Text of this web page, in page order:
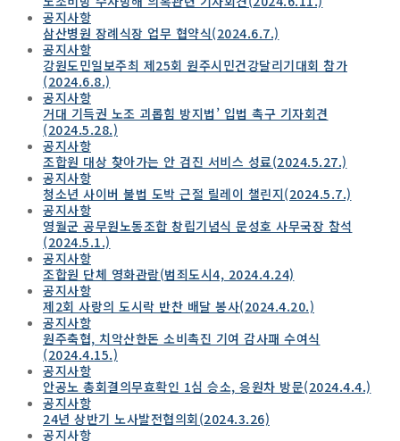
공지사항
삼산병원 장례식장 업무 협약식(2024.6.7.)
공지사항
강원도민일보주최 제25회 원주시민건강달리기대회 참가
(2024.6.8.)
공지사항
거대 기득권 노조 괴롭힘 방지법’ 입법 촉구 기자회견
(2024.5.28.)
공지사항
조합원 대상 찾아가는 안 검진 서비스 성료(2024.5.27.)
공지사항
청소년 사이버 불법 도박 근절 릴레이 챌린지(2024.5.7.)
공지사항
영월군 공무원노동조합 창립기념식 문성호 사무국장 참석
(2024.5.1.)
공지사항
조합원 단체 영화관람(범죄도시4, 2024.4.24)
공지사항
제2회 사랑의 도시락 반찬 배달 봉사(2024.4.20.)
공지사항
원주축협, 치악산한돈 소비촉진 기여 감사패 수여식
(2024.4.15.)
공지사항
안공노 총회결의무효확인 1심 승소, 응원차 방문(2024.4.4.)
공지사항
24년 상반기 노사발전협의회(2024.3.26)
공지사항